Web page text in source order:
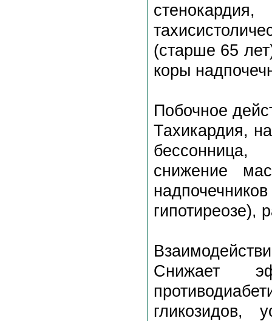
стенокардия,
(старше 65
коры
Побочное
Тахикардия,
бессонница,
снижение
гипотиреозе),
Снижает
гликозидов,